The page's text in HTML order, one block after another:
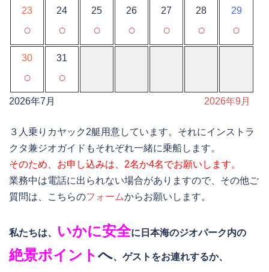
23
○
24
○
25
○
26
○
27
○
28
○
29
○
30
○
31
○
2026年7月 2026年9月
３人乗りカヤック2艇用意しています。それにインストラ
クタ兼ジオガイドもそれぞれ一緒に乗船します。
そのため、お申し込みは、2名か4名でお願いします。
業務中は電話に出られない場合がありますので、その他ご
質問は、こちらのフォームからお願いします。
私たちは、 いかに安全に日本海のジオパーク内の
絶景ポイントへ、ゲストをお連れするか、